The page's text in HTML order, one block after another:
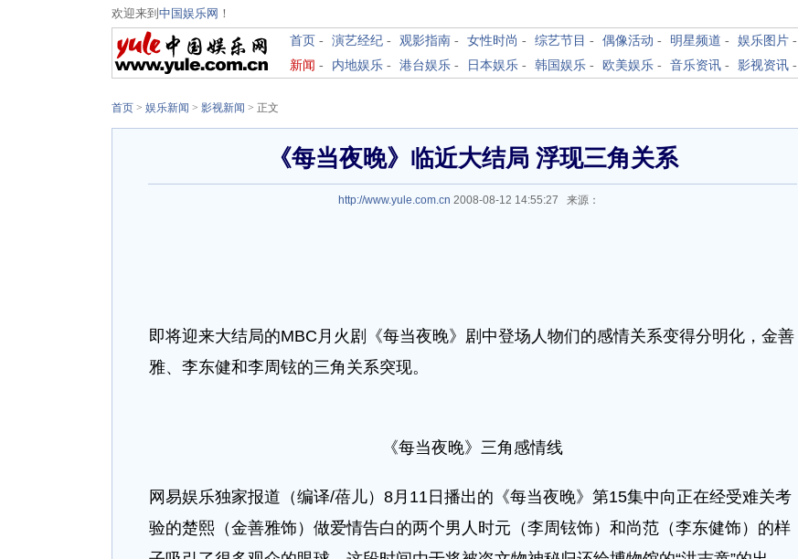
欢迎来到 中国娱乐网 ！
首页 - 演艺经纪 - 观影指南 - 女性时尚 - 综艺节目 - 偶像活动 - 明星频道 - 娱乐图片 -
新闻 - 内地娱乐 - 港台娱乐 - 日本娱乐 - 韩国娱乐 - 欧美娱乐 - 音乐资讯 - 影视资讯 -
首页 > 娱乐新闻 > 影视新闻 > 正文
《每当夜晚》临近大结局 浮现三角关系
http://www.yule.com.cn 2008-08-12 14:55:27 来源：
即将迎来大结局的MBC月火剧《每当夜晚》剧中登场人物们的感情关系变得分明化，金善
雅、李东健和李周铉的三角关系突现。
《每当夜晚》三角感情线
网易娱乐独家报道（编译/蓓儿）8月11日播出的《每当夜晚》第15集中向正在经受难关考
验的楚熙（金善雅饰）做爱情告白的两个男人时元（李周铉饰）和尚范（李东健饰）的样